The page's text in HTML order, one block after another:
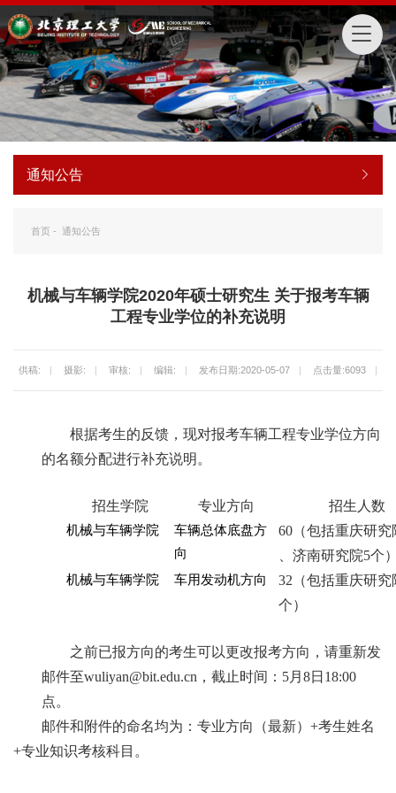
通知公告
首页 - 通知公告
机械与车辆学院2020年硕士研究生 关于报考车辆
工程专业学位的补充说明
供稿: | 摄影: | 审核: | 编辑: | 发布日期:2020-05-07 | 点击量:6093 |
根据考生的反馈，现对报考车辆工程专业学位方向
的名额分配进行补充说明。
招生学院 专业方向 招生人数
机械与车辆学院
车辆总体底盘方
向
60（包括重庆研究
、济南研究院5个
机械与车辆学院 车用发动机方向
32（包括重庆研究
个）
之前已报方向的考生可以更改报考方向，请重新发
邮件至wuliyan@bit.edu.cn ，截止时间： 5月8日18:00
点。
邮件和附件的命名均为：专业方向（最新） +考生姓名
+专业知识考核科目。